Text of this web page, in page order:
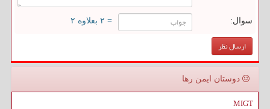
سوال: = ۲ بعلاوه ۲
دوستان ایمن رها
MIGT